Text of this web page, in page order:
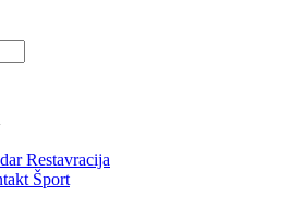
Restavracija
Šport